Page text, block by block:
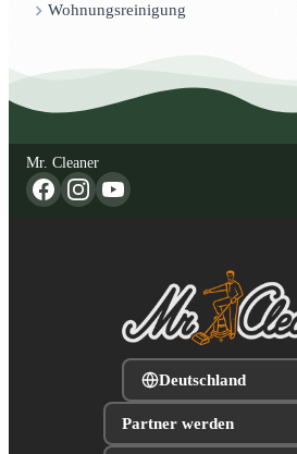
Wohnungsreinigung
Mr. Cleaner
Deutschland
Partner werden